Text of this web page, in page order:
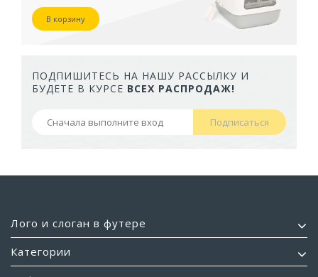
В корзину
ПОДПИШИТЕСЬ НА НАШУ РАССЫЛКУ И
БУДЕТЕ В КУРСЕ ВСЕХ РАСПРОДАЖ!
Подписаться
Лого и слоган в футере
Категории